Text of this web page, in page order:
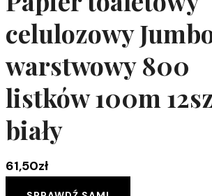
celulozowy
warstwowy 800
listków 100m
biały
61,50zł